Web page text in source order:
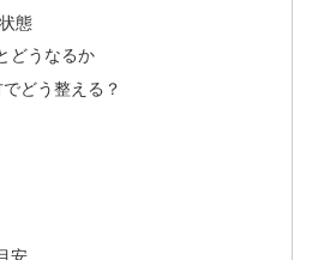
態
どうなるか
どう整える？
安